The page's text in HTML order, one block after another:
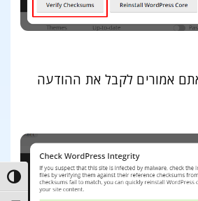
אמורים לקבל את ההודעה